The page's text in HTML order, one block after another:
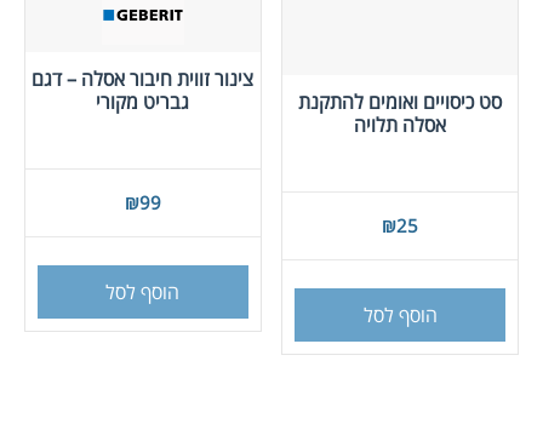
סט כיסויים ואומים להתקנת
אסלה תלויה
₪25
הוסף לסל
צינור זווית חיבור אסלה – דגם
גבריט מקורי
₪99
הוסף לסל